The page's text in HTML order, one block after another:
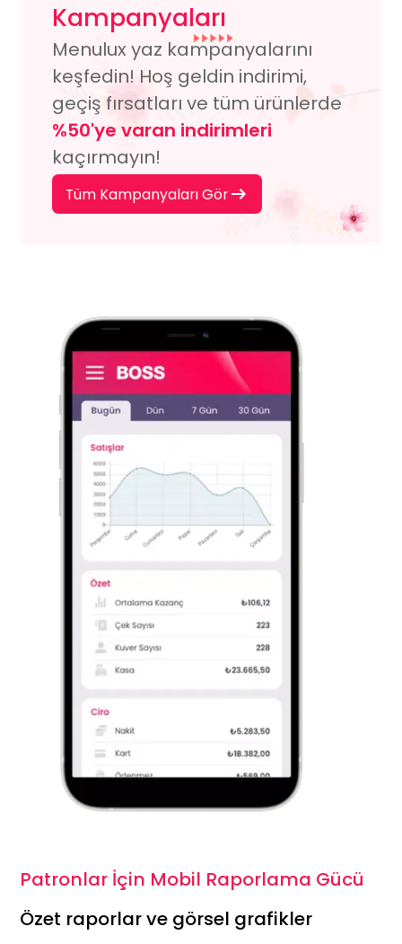
Kampanyaları
Menulux yaz kampanyalarını
keşfedin! Hoş geldin indirimi,
geçiş fırsatları ve tüm ürünlerde
%50'ye varan indirimleri
kaçırmayın!
Tüm Kampanyaları Gör
Patronlar İçin Mobil Raporlama Gücü
Özet raporlar ve görsel grafikler